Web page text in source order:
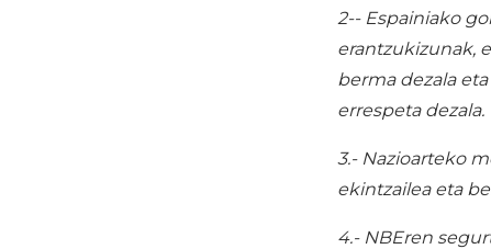
2-- Espainiako
erantzukizunak,
berma dezala
errespeta dezala.
3.- Nazioarteko
ekintzailea eta
4.- NBEren